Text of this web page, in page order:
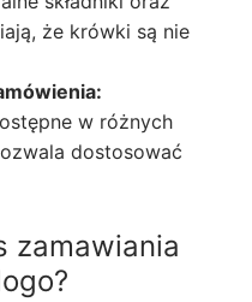
że krówki są nie
w różnych
dostosować
zamawiania